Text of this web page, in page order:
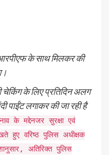
आरपीएफ के साथ मिलकर की
चेकिंग के लिए प्रतिदिन अलग
पाईंट लगाकर की जा रही है
के मद्देनजर सुरक्षा एवं
हुए वरिष्ठ पुलिस अधीक्षक
अतिरिक्त पुलिस